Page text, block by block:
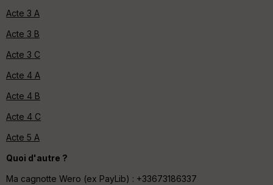
Acte 3 A
Acte 3 B
Acte 3 C
Acte 4 A
Acte 4 B
Acte 4 C
Acte 5 A
Quoi d'autre ?
Ma cagnotte Wero (ex PayLib) : +33673186337